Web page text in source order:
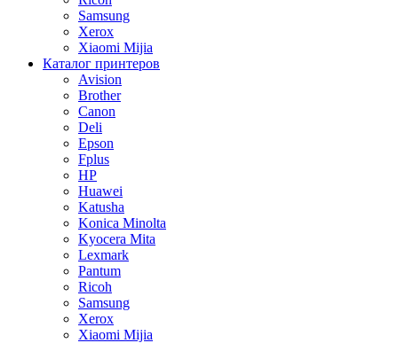
Samsung
Xerox
Xiaomi Mijia
Каталог принтеров
Avision
Brother
Canon
Deli
Epson
Fplus
HP
Huawei
Katusha
Konica Minolta
Kyocera Mita
Lexmark
Pantum
Ricoh
Samsung
Xerox
Xiaomi Mijia